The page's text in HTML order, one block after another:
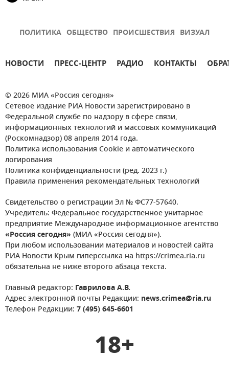
ПОЛИТИКА ОБЩЕСТВО ПРОИСШЕСТВИЯ ВИЗУАЛ
НОВОСТИ ПРЕСС-ЦЕНТР РАДИО КОНТАКТЫ
© 2026 МИА «Россия сегодня»
Сетевое издание РИА Новости зарегистрировано в
Федеральной службе по надзору в сфере связи,
информационных технологий и массовых коммуникаций
(Роскомнадзор) 08 апреля 2014 года.
Политика использования Cookie и автоматического
логирования
Политика конфиденциальности (ред. 2023 г.)
Правила применения рекомендательных технологий
Свидетельство о регистрации Эл № ФС77-57640.
Учредитель: Федеральное государственное унитарное
предприятие Международное информационное агентство
«Россия сегодня» (МИА «Россия сегодня»).
При любом использовании материалов и новостей сайта
РИА Новости Крым гиперссылка на https://crimea.ria.ru
обязательна не ниже второго абзаца текста.
Главный редактор: Гаврилова А.В.
Адрес электронной почты Редакции: news.crimea@ria.ru
Телефон Редакции: 7 (495) 645-6601
18+